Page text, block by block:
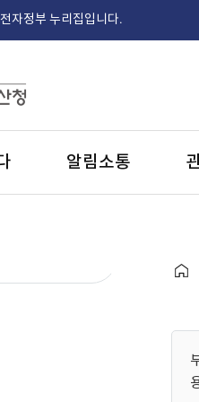
자정부 누리집입니다.
알림소통